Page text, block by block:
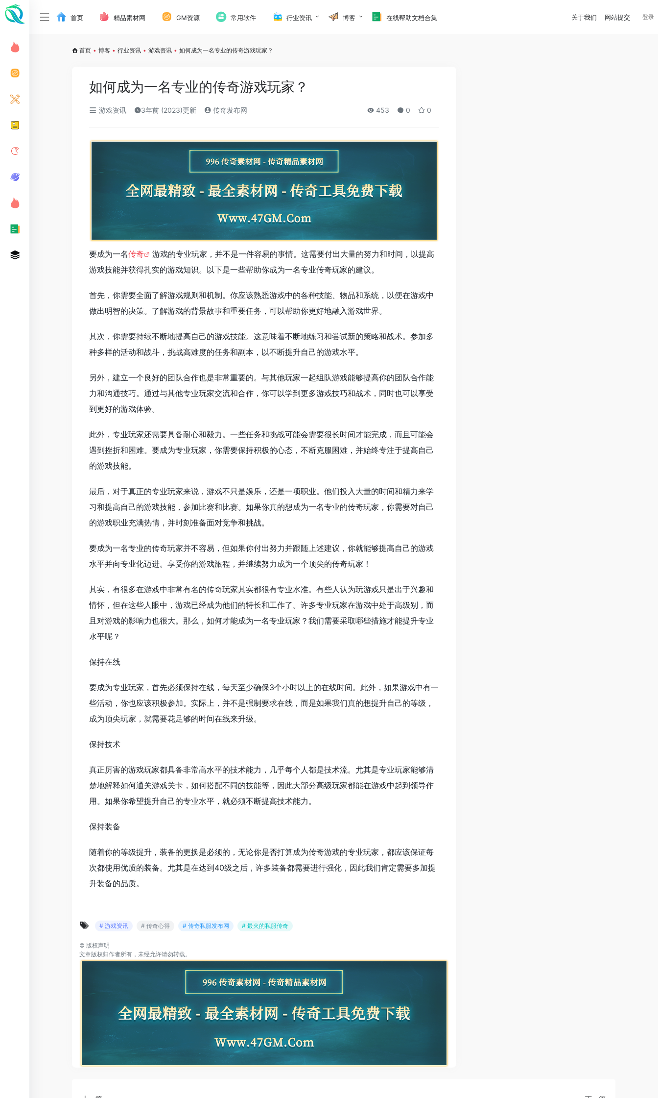
首页 精品素材网 GM资源 常用软件 行业资讯 博客 在线帮助文档合集 关于我们 网站提交 登录
首页 • 博客 • 行业资讯 • 游戏资讯 • 如何成为一名专业的传奇游戏玩家？
如何成为一名专业的传奇游戏玩家？
游戏资讯 3年前 (2023)更新 传奇发布网 453 0 0
要成为一名传奇
游戏的专业玩家，并不是一件容易的事情。这需要付出大量的努力和时间，以提高
游戏技能并获得扎实的游戏知识。以下是一些帮助你成为一名专业传奇玩家的建议。
首先，你需要全面了解游戏规则和机制。你应该熟悉游戏中的各种技能、物品和系统，以便在游戏中
做出明智的决策。了解游戏的背景故事和重要任务，可以帮助你更好地融入游戏世界。
其次，你需要持续不断地提高自己的游戏技能。这意味着不断地练习和尝试新的策略和战术。参加多
种多样的活动和战斗，挑战高难度的任务和副本，以不断提升自己的游戏水平。
另外，建立一个良好的团队合作也是非常重要的。与其他玩家一起组队游戏能够提高你的团队合作能
力和沟通技巧。通过与其他专业玩家交流和合作，你可以学到更多游戏技巧和战术，同时也可以享受
到更好的游戏体验。
此外，专业玩家还需要具备耐心和毅力。一些任务和挑战可能会需要很长时间才能完成，而且可能会
遇到挫折和困难。要成为专业玩家，你需要保持积极的心态，不断克服困难，并始终专注于提高自己
的游戏技能。
最后，对于真正的专业玩家来说，游戏不只是娱乐，还是一项职业。他们投入大量的时间和精力来学
习和提高自己的游戏技能，参加比赛和比赛。如果你真的想成为一名专业的传奇玩家，你需要对自己
的游戏职业充满热情，并时刻准备面对竞争和挑战。
要成为一名专业的传奇玩家并不容易，但如果你付出努力并跟随上述建议，你就能够提高自己的游戏
水平并向专业化迈进。享受你的游戏旅程，并继续努力成为一个顶尖的传奇玩家！
其实，有很多在游戏中非常有名的传奇玩家其实都很有专业水准。有些人认为玩游戏只是出于兴趣和
情怀，但在这些人眼中，游戏已经成为他们的特长和工作了。许多专业玩家在游戏中处于高级别，而
且对游戏的影响力也很大。那么，如何才能成为一名专业玩家？我们需要采取哪些措施才能提升专业
水平呢？
保持在线
要成为专业玩家，首先必须保持在线，每天至少确保3个小时以上的在线时间。此外，如果游戏中有一
些活动，你也应该积极参加。实际上，并不是强制要求在线，而是如果我们真的想提升自己的等级，
成为顶尖玩家，就需要花足够的时间在线来升级。
保持技术
真正厉害的游戏玩家都具备非常高水平的技术能力，几乎每个人都是技术流。尤其是专业玩家能够清
楚地解释如何通关游戏关卡，如何搭配不同的技能等，因此大部分高级玩家都能在游戏中起到领导作
用。如果你希望提升自己的专业水平，就必须不断提高技术能力。
保持装备
随着你的等级提升，装备的更换是必须的，无论你是否打算成为传奇游戏的专业玩家，都应该保证每
次都使用优质的装备。尤其是在达到40级之后，许多装备都需要进行强化，因此我们肯定需要多加提
升装备的品质。
# 游戏资讯 # 传奇心得 # 传奇私服发布网 # 最火的私服传奇
© 版权声明
文章版权归作者所有，未经允许请勿转载。